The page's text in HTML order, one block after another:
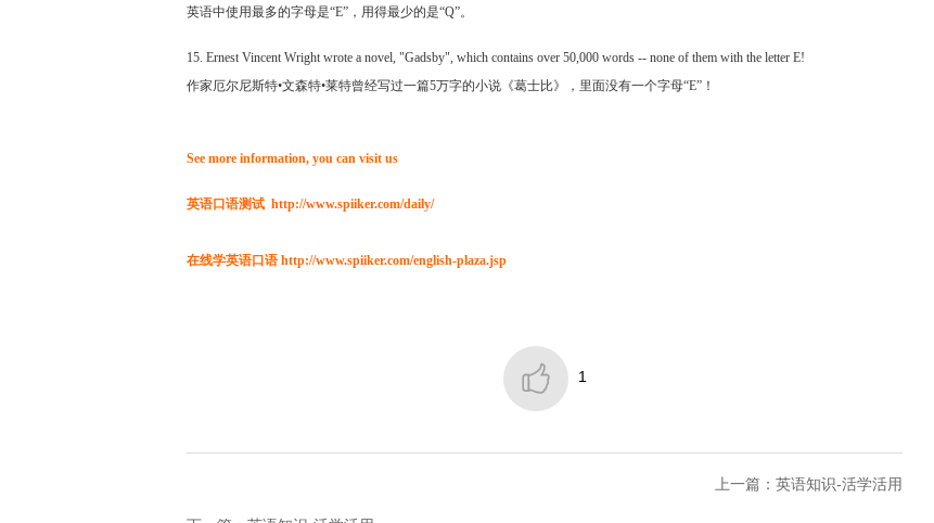
英语中使用最多的字母是“E”，用得最少的是“Q”。
15. Ernest Vincent Wright wrote a novel, "Gadsby", which contains over 50,000 words -- none of them with the letter E!
作家厄尔尼斯特•文森特•莱特曾经写过一篇5万字的小说《葛士比》，里面没有一个字母“E”！
See more information, you can visit us
英语口语测试 http://www.spiiker.com/daily/
在线学英语口语 http://www.spiiker.com/english-plaza.jsp
 1
上一篇：英语知识-活学活用